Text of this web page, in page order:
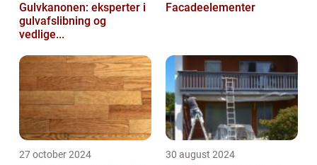
Gulvkanonen: eksperter i
gulvafslibning og
vedlige...
Facadeelementer
27 october 2024 30 august 2024